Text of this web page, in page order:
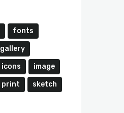
fonts
gallery
icons image
print sketch